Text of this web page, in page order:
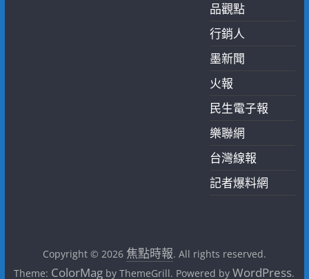
品觀點
行銷人
墨新聞
火報
民生電子報
樂聯網
台灣線報
記者爆料網
Copyright © 2026 焦點時報. All rights reserved.
Theme: ColorMag by ThemeGrill. Powered byWordPress.